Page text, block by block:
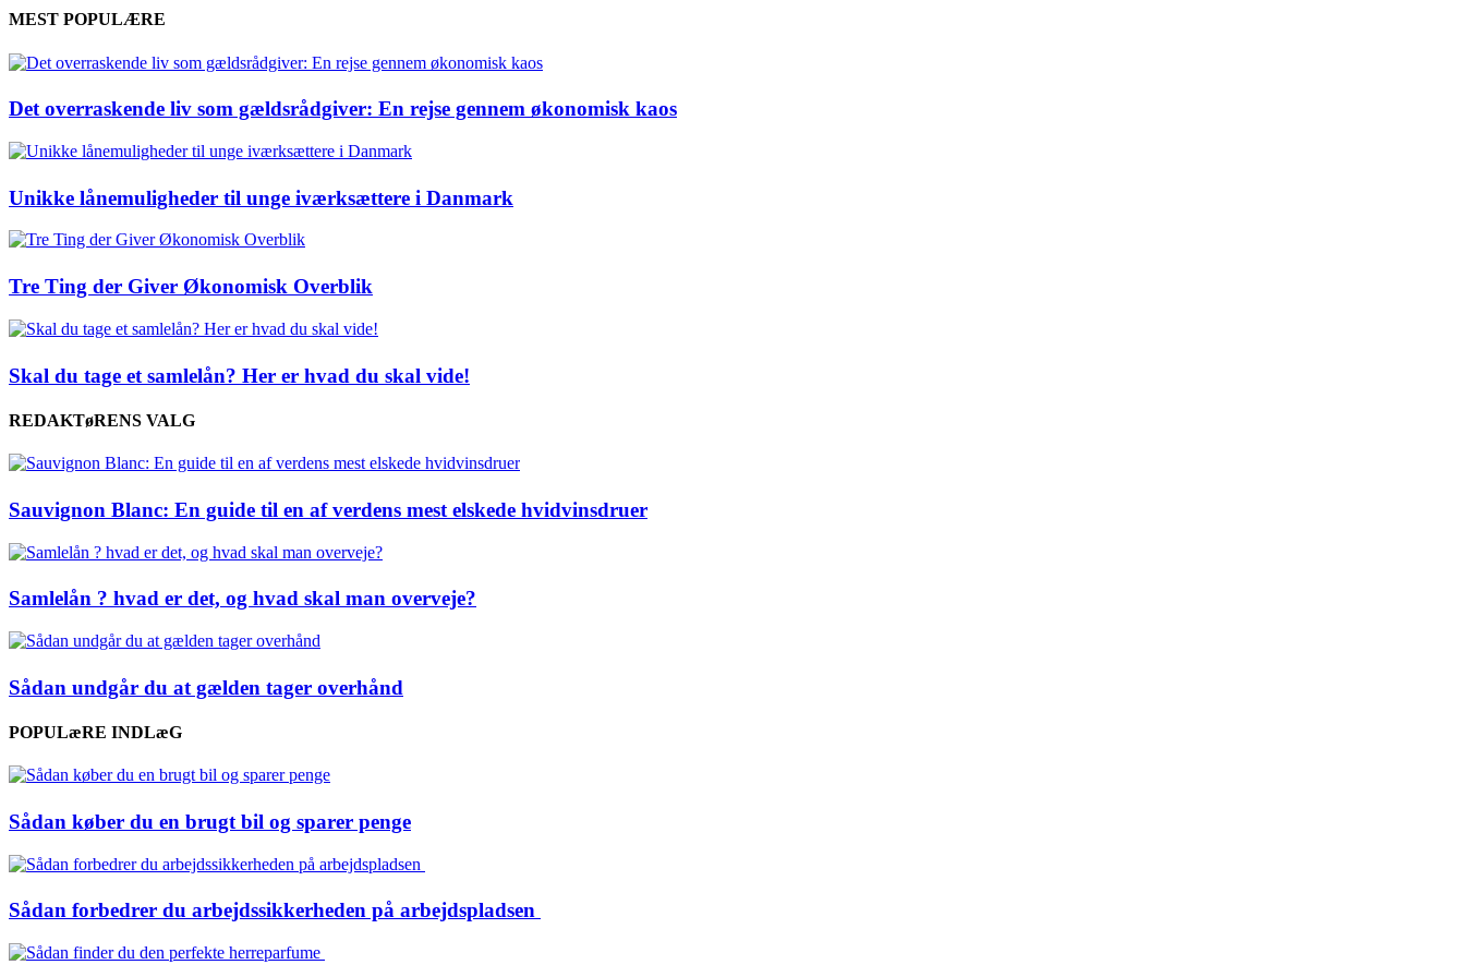
MEST POPULÆRE
Det overraskende liv som gældsrådgiver: En rejse gennem økonomisk kaos
Unikke lånemuligheder til unge iværksættere i Danmark
Tre Ting der Giver Økonomisk Overblik
Skal du tage et samlelån? Her er hvad du skal vide!
REDAKTøRENS VALG
Sauvignon Blanc: En guide til en af verdens mest elskede hvidvinsdruer
Samlelån ? hvad er det, og hvad skal man overveje?
Sådan undgår du at gælden tager overhånd
POPULæRE INDLæG
Sådan køber du en brugt bil og sparer penge
Sådan forbedrer du arbejdssikkerheden på arbejdspladsen